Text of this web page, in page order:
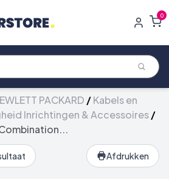
0
PACKARD /Kabels en
Inrichtingen & Accessoires/
Afdrukken